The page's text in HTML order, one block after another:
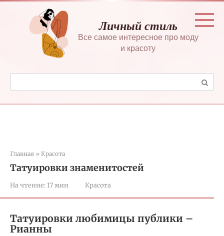
Перейти
контенту
Личный стиль
Все самое интересное про моду
и красоту
Поиск:
Главная » Красота
Татуировки знаменитостей
На чтение: 17 мин Красота
Татуировки любимицы публики –
Рианны